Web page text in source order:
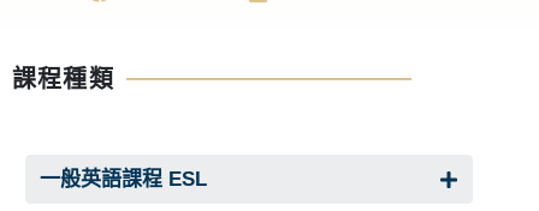
課程種類
一般英語課程 ESL